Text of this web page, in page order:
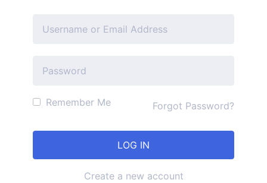
Remember Me Forgot Password?
Create a new account